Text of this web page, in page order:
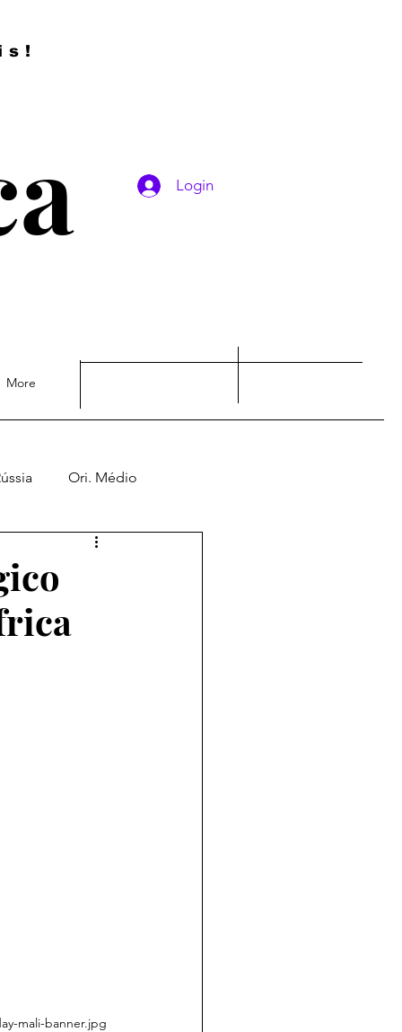
Login
More
Ori. Médio
Jogos de Guerra
mali-banner.jpg